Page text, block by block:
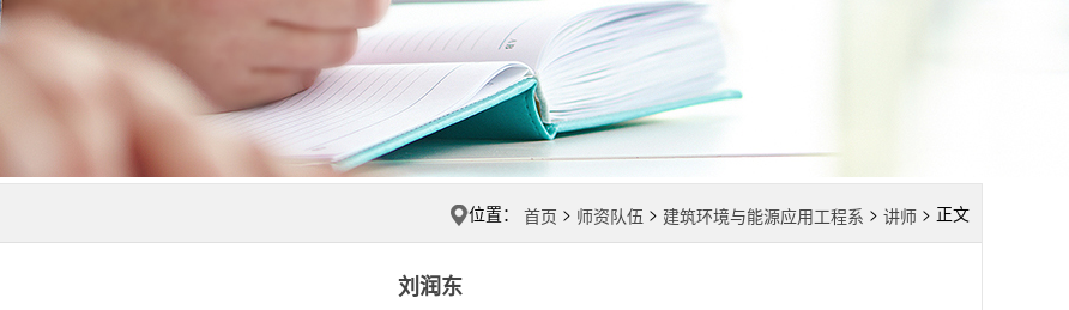
位置： 首页 > 师资队伍 > 建筑环境与能源应用工程系 > 讲师 > 正文
刘润东